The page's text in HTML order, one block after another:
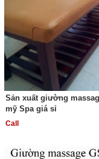
Sản xuất giường
mỹ Spa giá sỉ
Call